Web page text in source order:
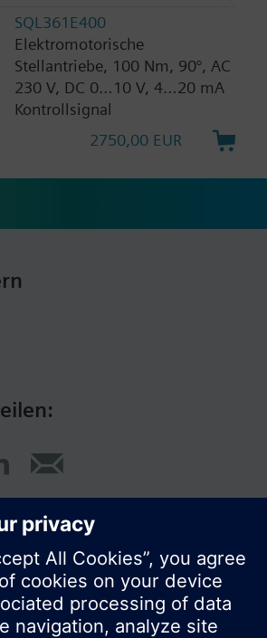
SQL361E400
Elektromotorische
Stellantriebe, 100 Nm, 90°, AC
230 V, DC 0…10 V, 4…20 mA
Kontrollsignal
2750,00 EUR